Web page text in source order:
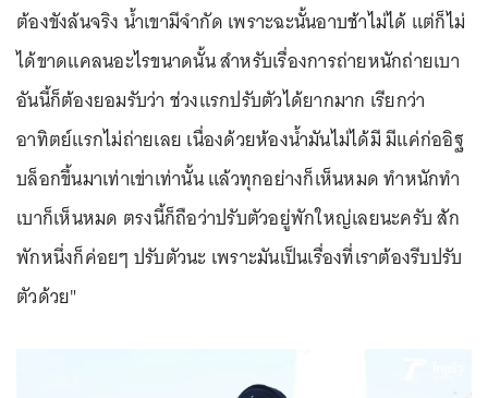
ต้องขังล้นจริง น้ำเขามีจำกัด เพราะฉะนั้นอาบช้าไม่ได้ แต่ก็ไม่
ได้ขาดแคลนอะไรขนาดนั้น สำหรับเรื่องการถ่ายหนักถ่ายเบา
อันนี้ก็ต้องยอมรับว่า ช่วงแรกปรับตัวได้ยากมาก เรียกว่า
อาทิตย์แรกไม่ถ่ายเลย เนื่องด้วยห้องน้ำมันไม่ได้มี มีแค่ก่ออิฐ
บล็อกขึ้นมาเท่าเข่าเท่านั้น แล้วทุกอย่างก็เห็นหมด ทำหนักทำ
เบาก็เห็นหมด ตรงนี้ก็ถือว่าปรับตัวอยู่พักใหญ่เลยนะครับ สัก
พักหนึ่งก็ค่อยๆ ปรับตัวนะ เพราะมันเป็นเรื่องที่เราต้องรีบปรับ
ตัวด้วย"